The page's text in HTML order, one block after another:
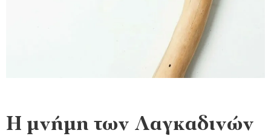
Η μνήμη των Λαγκαδινών